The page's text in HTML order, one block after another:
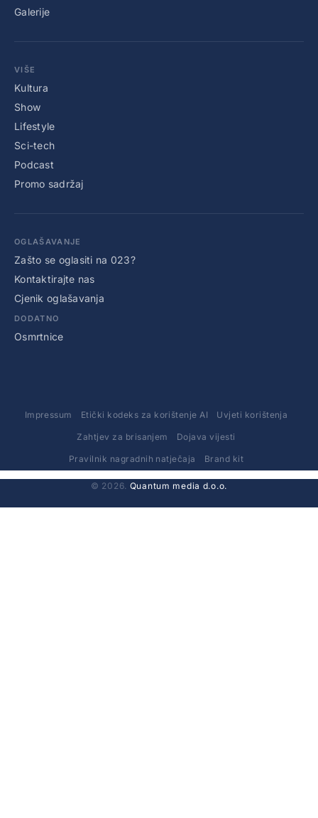
Galerije
VIŠE
Kultura
Show
Lifestyle
Sci-tech
Podcast
Promo sadržaj
OGLAŠAVANJE
Zašto se oglasiti na 023?
Kontaktirajte nas
Cjenik oglašavanja
DODATNO
Osmrtnice
Impressum Etički kodeks za korištenje AI Uvjeti korištenja
Zahtjev za brisanjem Dojava vijesti
Pravilnik nagradnih natječaja Brand kit
© 2026. Quantum media d.o.o.